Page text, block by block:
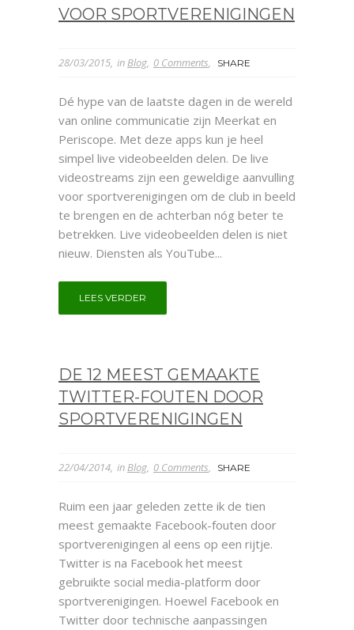
VOOR SPORTVERENIGINGEN
28/03/2015 inBlog 0 Comments SHARE
Dé hype van de laatste dagen in de wereld
van online communicatie zijn Meerkat en
Periscope. Met deze apps kun je heel
simpel live videobeelden delen. De live
videostreams zijn een geweldige aanvulling
voor sportverenigingen om de club in beeld
te brengen en de achterban nóg beter te
betrekken. Live videobeelden delen is niet
nieuw. Diensten als YouTube...
LEES VERDER
DE 12 MEEST GEMAAKTE
TWITTER-FOUTEN DOOR
SPORTVERENIGINGEN
22/04/2014 inBlog 0 Comments SHARE
Ruim een jaar geleden zette ik de tien
meest gemaakte Facebook-fouten door
sportverenigingen al eens op een rijtje.
Twitter is na Facebook het meest
gebruikte social media-platform door
sportverenigingen. Hoewel Facebook en
Twitter door technische aanpassingen